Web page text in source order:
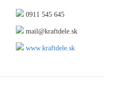
0911 545 645
mail@kraftdele.sk
www.kraftdele.sk